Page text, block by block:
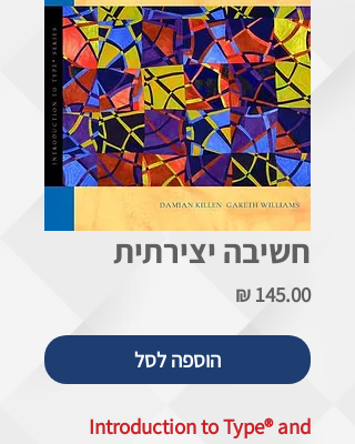
חשיבה יצירתית
הוספה לסל
Introduction to Type® and